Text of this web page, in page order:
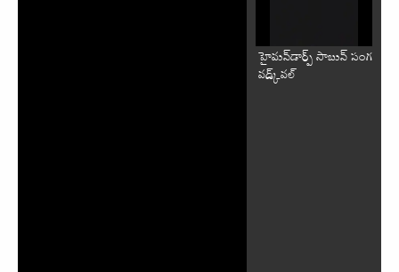
హైమన్‌డార్ప్ సాబున్ సంగ
వడ్క్‌వల్